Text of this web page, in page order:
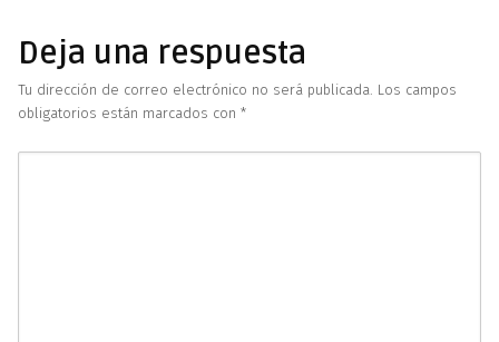
Deja una respuesta
Tu dirección de correo electrónico no será publicada. Los campos
obligatorios están marcados con *